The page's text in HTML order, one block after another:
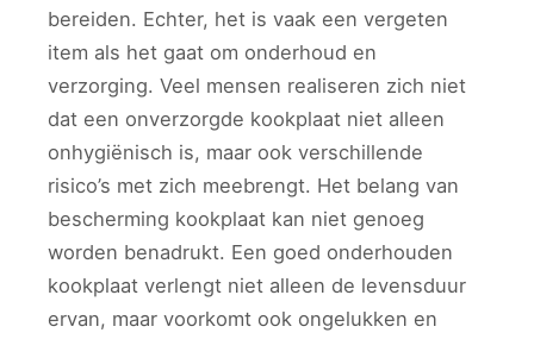
bereiden. Echter, het is vaak een vergeten
item als het gaat om onderhoud en
verzorging. Veel mensen realiseren zich niet
dat een onverzorgde kookplaat niet alleen
onhygiënisch is, maar ook verschillende
risico’s met zich meebrengt. Het belang van
bescherming kookplaat kan niet genoeg
worden benadrukt. Een goed onderhouden
kookplaat verlengt niet alleen de levensduur
ervan, maar voorkomt ook ongelukken en